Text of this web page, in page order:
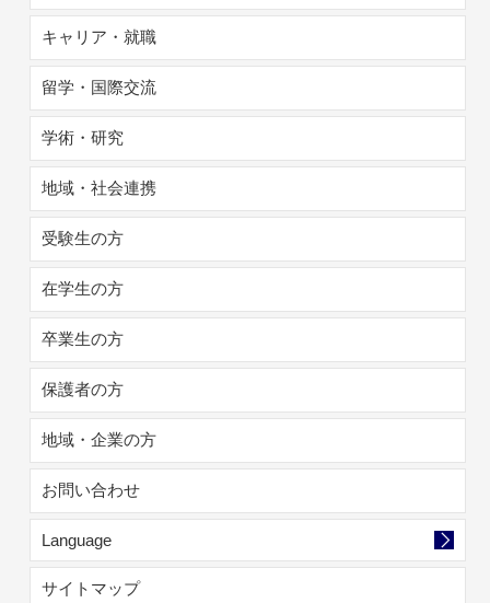
キャリア・就職
留学・国際交流
学術・研究
地域・社会連携
受験生の方
在学生の方
卒業生の方
保護者の方
地域・企業の方
お問い合わせ
Language
サイトマップ